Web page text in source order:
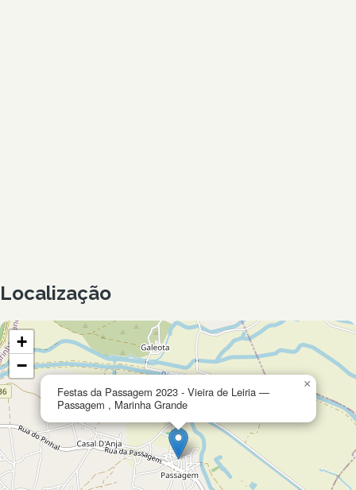
Localização
Festas da Passagem 2023 - Vieira de Leiria —
Passagem , Marinha Grande
×
+
−